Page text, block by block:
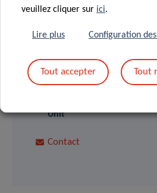
YVAN
DEVAUX
Unit
Contact
veuillez cliquer sur ici.
Lire plus Configuration
Tout accepter Tout